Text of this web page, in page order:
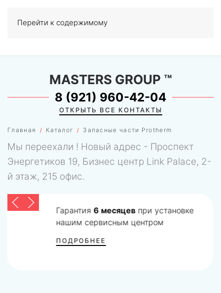
Перейти к содержимому
0
Главная Каталог Запасные части Protherm
MASTERS GROUP ™
8 (921) 960-42-04
ОТКРЫТЬ ВСЕ КОНТАКТЫ
Мы переехали ! Новый адрес - Проспект
Энергетиков 19, Бизнес центр Link Palace, 2-
й этаж, 215 офис.
Гарантия 6 месяцевпри установке
нашим сервисным центром
ПОДРОБНЕЕ